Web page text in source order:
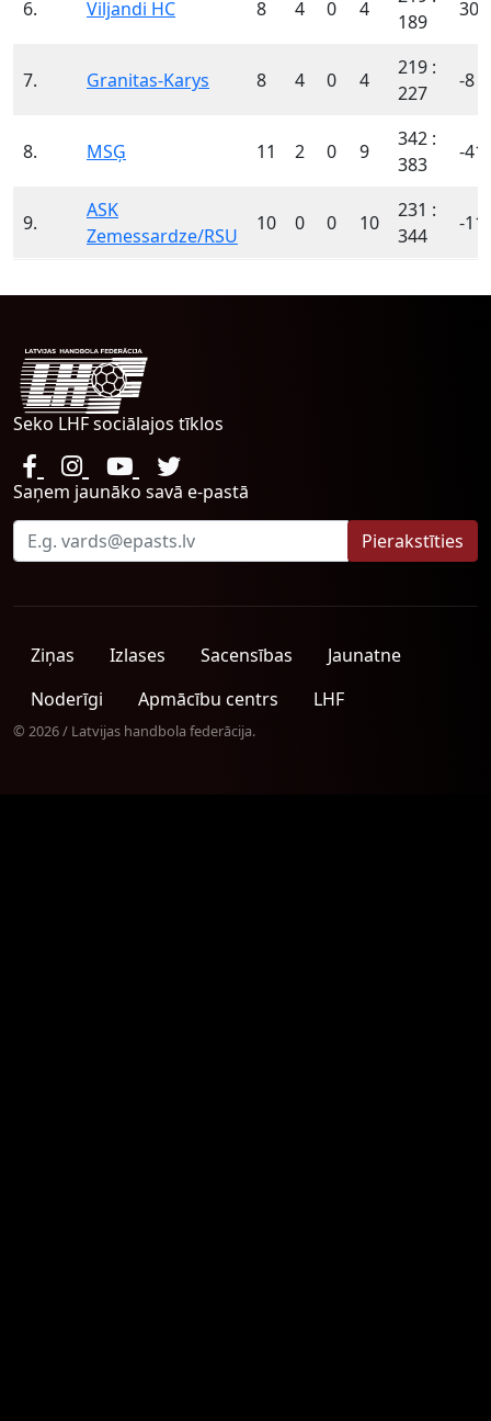
6. Viljandi HC 8 4 0 4
189
30
7. Granitas-Karys 8 4 0 4
219 :
227
-8
8. MSĢ 11 2 0 9
342 :
383
-41
9.
ASK
Zemessardze/RSU
10 0 0 10
231 :
344
-
Seko LHF sociālajos tīklos
Saņem jaunāko savā e-pastā
Ziņas Izlases Sacensības
Jaunatne
Noderīgi
Apmācību centrs LHF
© 2026 / Latvijas handbola federācija.